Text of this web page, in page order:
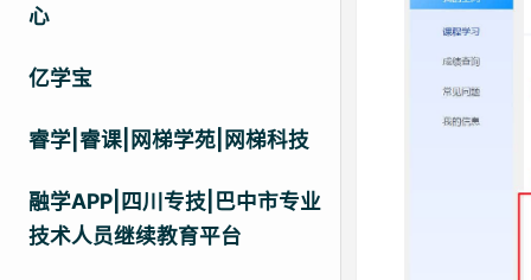
心
亿学宝
睿学|睿课|网梯学苑|网梯科技
融学APP|四川专技|巴中市专业
技术人员继续教育平台